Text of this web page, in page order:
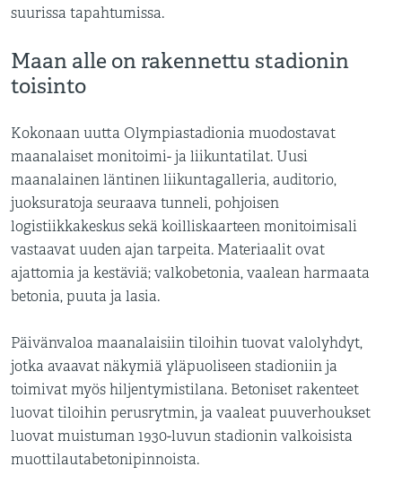
suurissa tapahtumissa.
Maan alle on rakennettu stadionin
toisinto
Kokonaan uutta Olympiastadionia muodostavat
maanalaiset monitoimi- ja liikuntatilat. Uusi
maanalainen läntinen liikuntagalleria, auditorio,
juoksuratoja seuraava tunneli, pohjoisen
logistiikkakeskus sekä koilliskaarteen monitoimisali
vastaavat uuden ajan tarpeita. Materiaalit ovat
ajattomia ja kestäviä; valkobetonia, vaalean harmaata
betonia, puuta ja lasia.
Päivänvaloa maanalaisiin tiloihin tuovat valolyhdyt,
jotka avaavat näkymiä yläpuoliseen stadioniin ja
toimivat myös hiljentymistilana. Betoniset rakenteet
luovat tiloihin perusrytmin, ja vaaleat puuverhoukset
luovat muistuman 1930-luvun stadionin valkoisista
muottilautabetonipinnoista.